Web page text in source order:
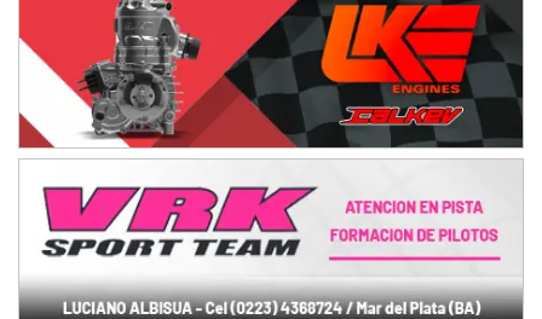
José Samuel Sánchez (Tierra)
Rufino (Santa Fe)
TUCUMANO - F5
Juan Navarro (Asfalto)
El Timbó (Tucumán)